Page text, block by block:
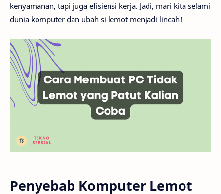
kenyamanan, tapi juga efisiensi kerja. Jadi, mari kita selami
dunia komputer dan ubah si lemot menjadi lincah!
Penyebab Komputer Lemot